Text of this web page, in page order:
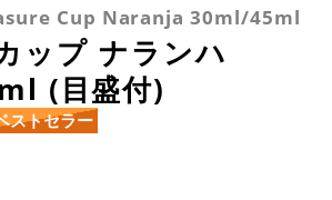
Cup Naranja 30ml/45ml
ップ ナランハ
(目盛付)
ストセラー